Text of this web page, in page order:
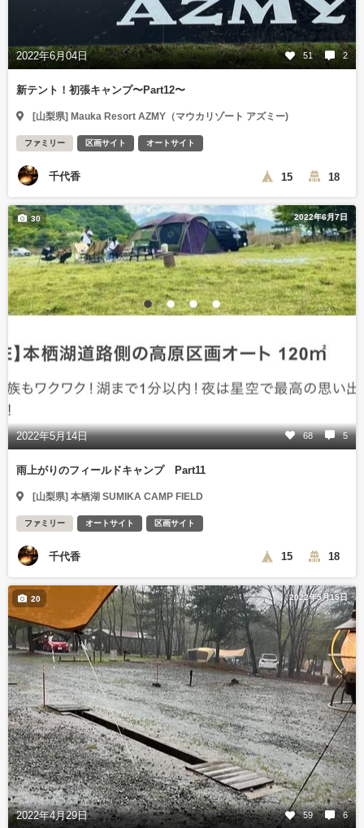
2022年6月04日 51 2
新テント！初張キャンプ〜Part12〜
[山梨県] Mauka Resort AZMY（マウカリゾート アズミー)
ファミリー 区画サイト オートサイト
千代香 15 18
2022年6月7日
2022年5月14日 68 5
30
雨上がりのフィールドキャンプ Part11
[山梨県] 本栖湖 SUMIKA CAMP FIELD
ファミリー オートサイト 区画サイト
千代香 15 18
2022年5月15日
2022年4月29日 59 6
20